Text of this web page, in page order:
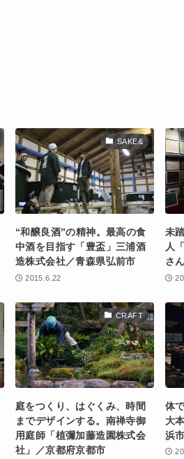
SAKE&
“和醸良酒”の精神。最高の食
中酒を目指す「豊盃」三浦酒
造株式会社／青森県弘前市
2015.6.22
未
人
さ
CRAFT
庭をつくり、はぐくみ、時間
までデザインする。南禅寺御
用庭師「植彌加藤造園株式会
社」／京都府京都市
体
大
浜市